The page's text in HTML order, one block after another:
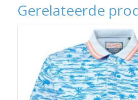
Gerelateerde